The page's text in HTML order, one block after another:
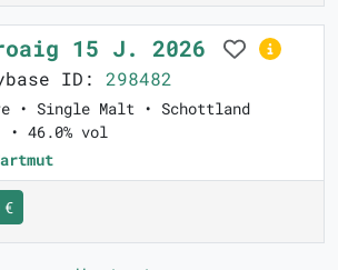
15 J. 2026
ID: 298482
• Single Malt • Schottland
46.0% vol